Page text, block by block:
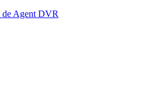
de Agent DVR